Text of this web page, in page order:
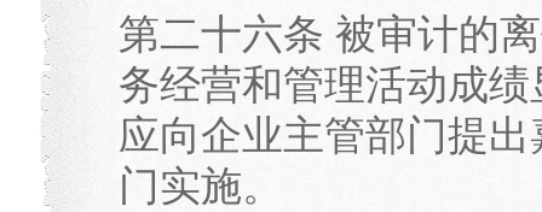
第二十六条 被审计的
务经营和管理活动成
应向企业主管部门提
门实施。